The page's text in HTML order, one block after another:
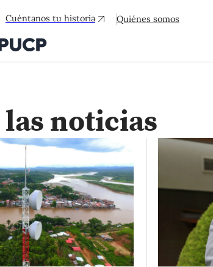
Cuéntanos tu historia Quiénes somos
las noticias